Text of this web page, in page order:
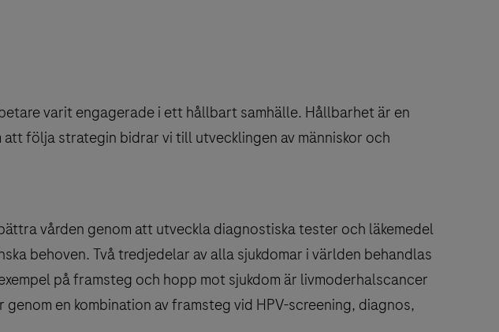
varit engagerade i ett hållbart samhälle. Hållbarhet är en
följa strategin bidrar vi till utvecklingen av människor och
vården genom att utveckla diagnostiska tester och läkemedel
behoven. Två tredjedelar av alla sjukdomar i världen behandlas
på framsteg och hopp mot sjukdom är livmoderhalscancer
en kombination av framsteg vid HPV-screening, diagnos,